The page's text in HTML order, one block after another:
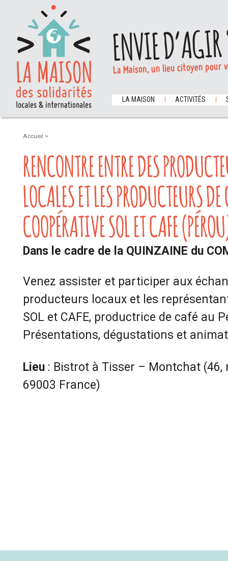
ENVIE
La Maison, un lieu citoyen
LA MAISON ACTIVITÉS
Accueil >
RENCONTRE ENTRE DES
LOCALES ET LES PRODUCTEURS
COOPÉRATIVE SOL ET CAFE
Dans le cadre de la QUINZAINE du
Venez assister et participer aux
producteurs locaux et les
SOL et CAFE, productrice de café au
Présentations, dégustations et
Lieu : Bistrot à Tisser – Montchat (46,
69003 France)